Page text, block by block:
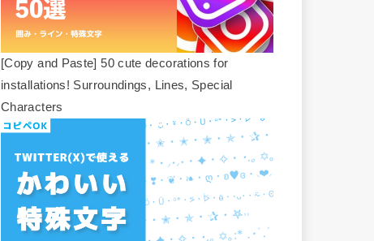
[Copy and Paste] 50 cute decorations for
installations! Surroundings, Lines, Special
Characters